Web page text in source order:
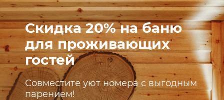
Скидка 20% на баню
для проживающих
гостей
Совместите уют номера с выгодным
парением!